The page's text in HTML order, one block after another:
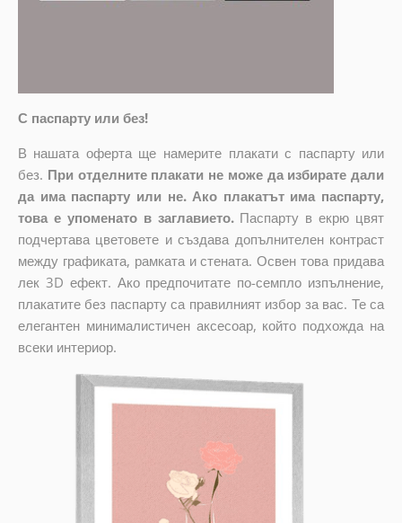
С паспарту или без!
В нашата оферта ще намерите плакати с паспарту или
без. При отделните плакати не може да избирате дали
да има паспарту или не. Ако плакатът има паспарту,
това е упоменато в заглавието. Паспарту в екрю цвят
подчертава цветовете и създава допълнителен контраст
между графиката, рамката и стената. Освен това придава
лек 3D ефект. Ако предпочитате по-семпло изпълнение,
плакатите без паспарту са правилният избор за вас. Те са
елегантен минималистичен аксесоар, който подхожда на
всеки интериор.